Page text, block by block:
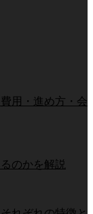
用・進め方・会
のかを解説